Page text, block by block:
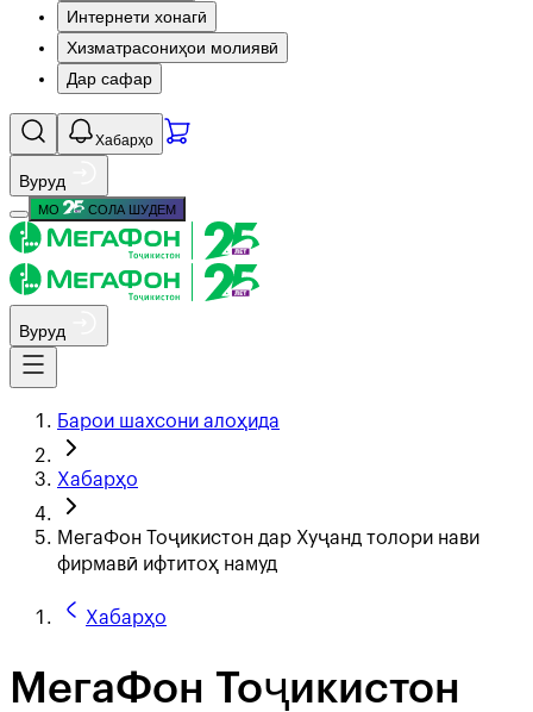
Интернети хонагӣ
Хизматрасониҳои молиявӣ
Дар сафар
Хабарҳо
Вуруд
МО СОЛА ШУДЕМ
Вуруд
Барои шахсони алоҳида
Хабарҳо
МегаФон Тоҷикистон дар Хуҷанд толори нави
фирмавӣ ифтитоҳ намуд
Хабарҳо
МегаФон Тоҷикистон